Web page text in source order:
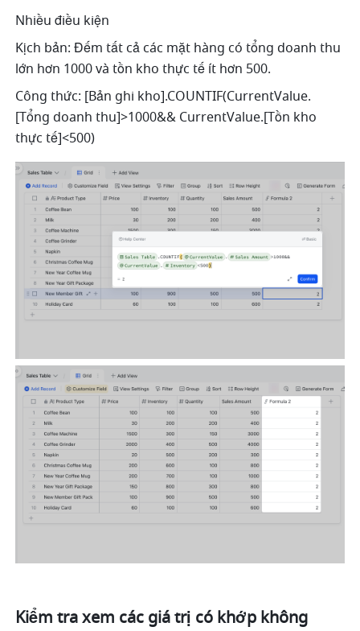
Nhiều điều kiện
Kịch bản: Đếm tất cả các mặt hàng có tổng doanh thu
lớn hơn 1000 và tồn kho thực tế ít hơn 500.
Công thức: [Bản ghi kho].COUNTIF(CurrentValue.
[Tổng doanh thu]>1000&& CurrentValue.[Tồn kho
thực tế]<500)
Kiểm tra xem các giá trị có khớp không